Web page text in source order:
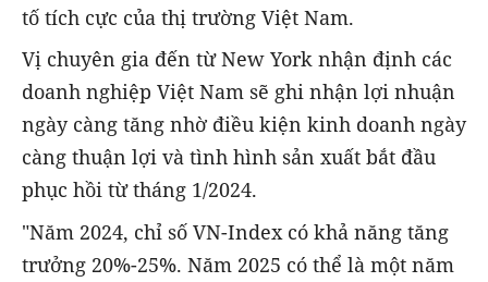
tố tích cực của thị trường Việt Nam.
Vị chuyên gia đến từ New York nhận định các
doanh nghiệp Việt Nam sẽ ghi nhận lợi nhuận
ngày càng tăng nhờ điều kiện kinh doanh ngày
càng thuận lợi và tình hình sản xuất bắt đầu
phục hồi từ tháng 1/2024.
"Năm 2024, chỉ số VN-Index có khả năng tăng
trưởng 20%-25%. Năm 2025 có thể là một năm